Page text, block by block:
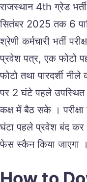
राजस्थान 4th ग्रेड
सितंबर 2025 तक 6
श्रेणी कर्मचारी भर्ती
प्रवेश पत्र, एक फोटो
फोटो तथा पारदर्शी
पर 2 घंटे पहले उपस्थित
कक्ष में बैठ सके ।
घंटा पहले प्रवेश बंद कर
फेस स्कैन किया जाएगा ।